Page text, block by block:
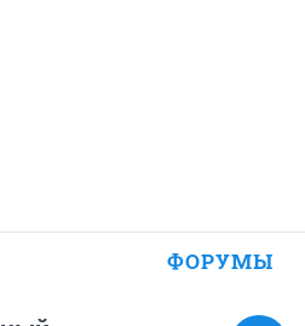
ФОРУМЫ